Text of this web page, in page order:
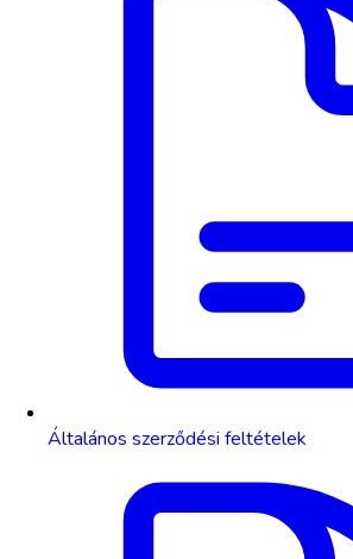
Általános szerződési feltételek